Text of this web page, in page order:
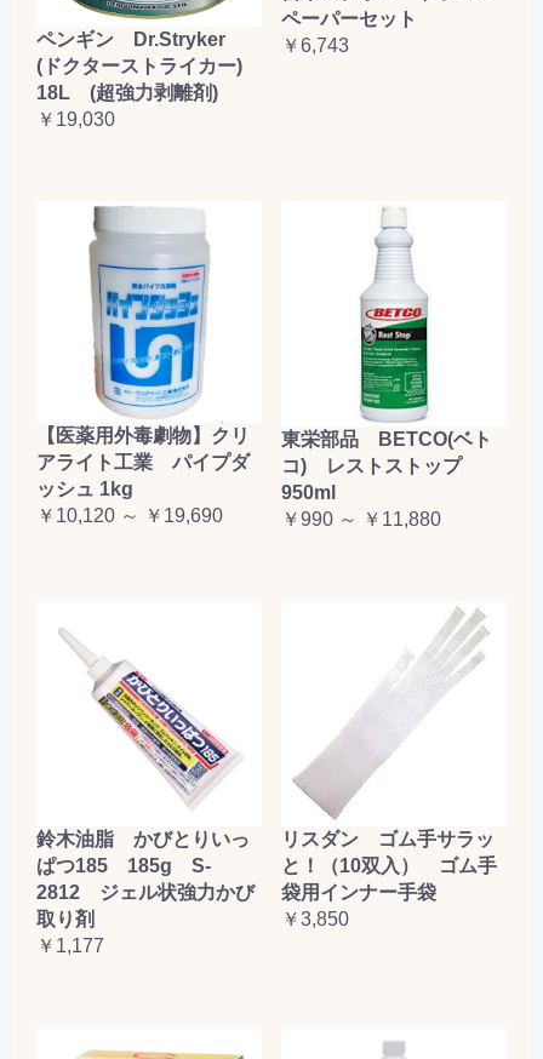
ペンギン Dr.Stryker
(ドクターストライカー)
18L (超強力剥離剤)
￥19,030
ペーパーセット
￥6,743
【医薬用外毒劇物】クリ
アライト工業 パイプダ
ッシュ 1kg
￥10,120 ～ ￥19,690
東栄部品 BETCO(ベト
コ) レストストップ
950ml
￥990 ～ ￥11,880
鈴木油脂 かびとりいっ
ぱつ185 185g S-
2812 ジェル状強力かび
取り剤
￥1,177
リスダン ゴム手サラッ
と！（10双入） ゴム手
袋用インナー手袋
￥3,850